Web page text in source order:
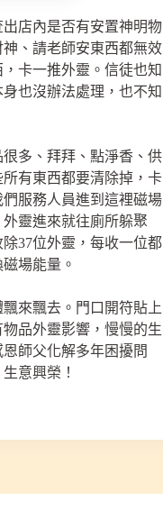
店內是否有安置神明物
、請老師安東西都無效
卡一推外靈。信徒也知
也沒辦法處理，也不知
多、拜拜、點淨香、供
有東西都要清除掉，卡
服務人員進到這裡磁場
靈進來就往廁所躲聚
37位外靈，每收一位都
場能量。
來飄去。門口開符貼上
品外靈影響，慢慢的生
師父化解多年困擾問
意興榮！